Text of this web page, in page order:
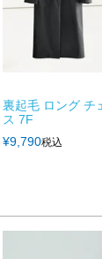
裏起毛 ロング チ
ス 7F
¥9,790税込